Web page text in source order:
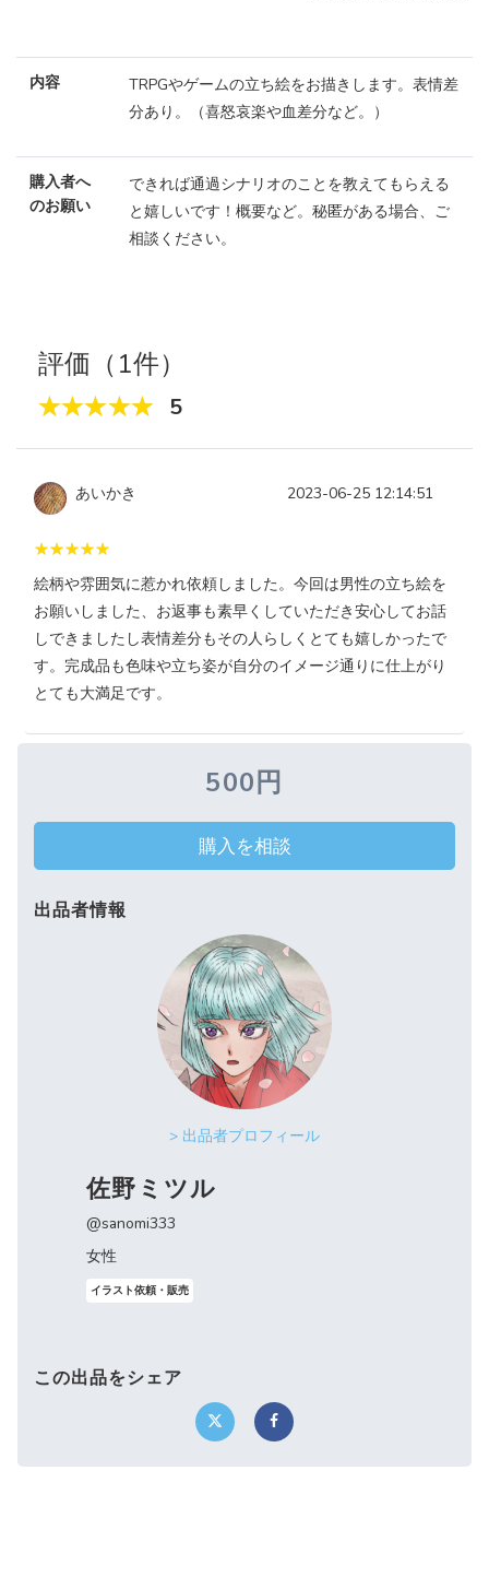
内容
TRPGやゲームの立ち絵をお描きします。表情差
分あり。（喜怒哀楽や血差分など。）
購入者へ
のお願い
できれば通過シナリオのことを教えてもらえる
と嬉しいです！概要など。秘匿がある場合、ご
相談ください。
評価（1件）
5
あいかき 2023-06-25 12:14:51
絵柄や雰囲気に惹かれ依頼しました。今回は男性の立ち絵を
お願いしました、お返事も素早くしていただき安心してお話
しできましたし表情差分もその人らしくとても嬉しかったで
す。完成品も色味や立ち姿が自分のイメージ通りに仕上がり
とても大満足です。
500円
購入を相談
出品者情報
> 出品者プロフィール
佐野ミツル
@sanomi333
女性
イラスト依頼・販売
この出品をシェア